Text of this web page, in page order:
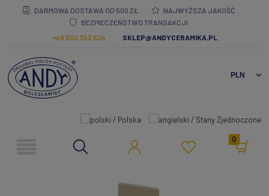
DARMOWA DOSTAWA OD 500 ZŁ
NAJWYŻSZA JAKOŚĆ
BEZPIECZEŃSTWO TRANSAKCJI
+48 600 352 624
SKLEP@ANDYCERAMIKA.PL
0